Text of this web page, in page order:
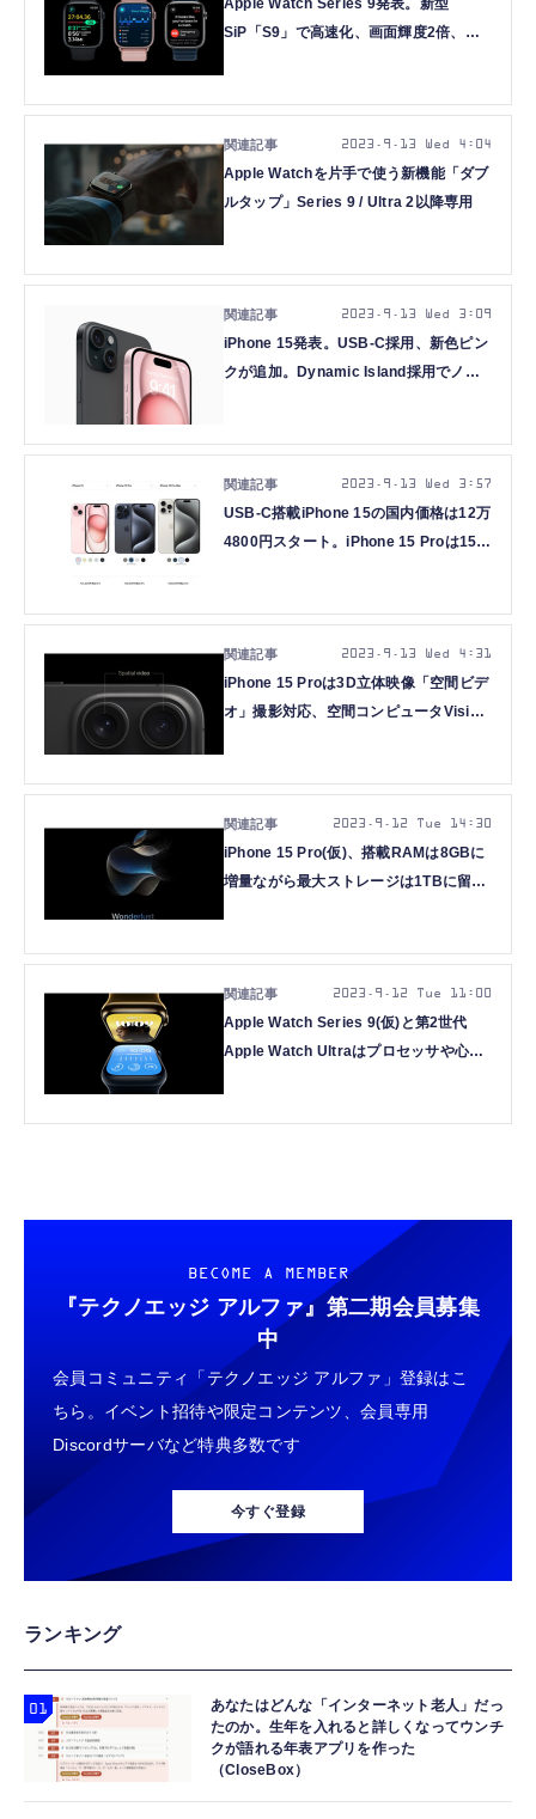
Apple Watch Series 9発表。新型
SiP「S9」で高速化、画面輝度2倍、新
Apple Watchを片手で使う新機能「ダブ
ルタップ」Series 9 / Ultra 2以降専用
2023.9.13 Wed 4:04
iPhone 15発表。USB-C採用、新色ピン
クが追加。Dynamic Island採用でノッ
2023.9.13 Wed 3:09
USB-C搭載iPhone 15の国内価格は12万
4800円スタート。iPhone 15 Proは15万
2023.9.13 Wed 3:57
iPhone 15 Proは3D立体映像「空間ビデ
オ」撮影対応、空間コンピュータVision
2023.9.13 Wed 4:31
iPhone 15 Pro(仮)、搭載RAMは8GBに
増量ながら最大ストレージは1TBに留ま
2023.9.12 Tue 14:30
Apple Watch Series 9(仮)と第2世代
Apple Watch Ultraはプロセッサや心拍
2023.9.12 Tue 11:00
BECOME A MEMBER
『テクノエッジ アルファ』 第二期会員募集
中
会員コミュニティ「テクノエッジ アルファ」登録はこ
ちら。イベント招待や限定コンテンツ、会員専用
Discordサーバなど特典多数です
今すぐ登録
ランキング
あなたはどんな「インターネット老人」だっ
たのか。生年を入れると詳しくなってウンチ
クが語れる年表アプリを作った
（CloseBox）